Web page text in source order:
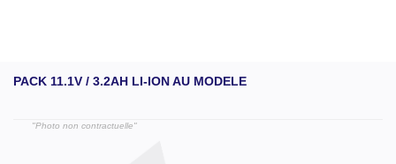
PACK 11.1V / 3.2AH LI-ION AU MODELE
"Photo non contractuelle"